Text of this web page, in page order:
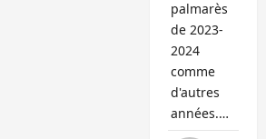
palmarès
de 2023-
2024
comme
d'autres
années.…